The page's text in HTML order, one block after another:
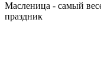
Масленица - самый
праздник